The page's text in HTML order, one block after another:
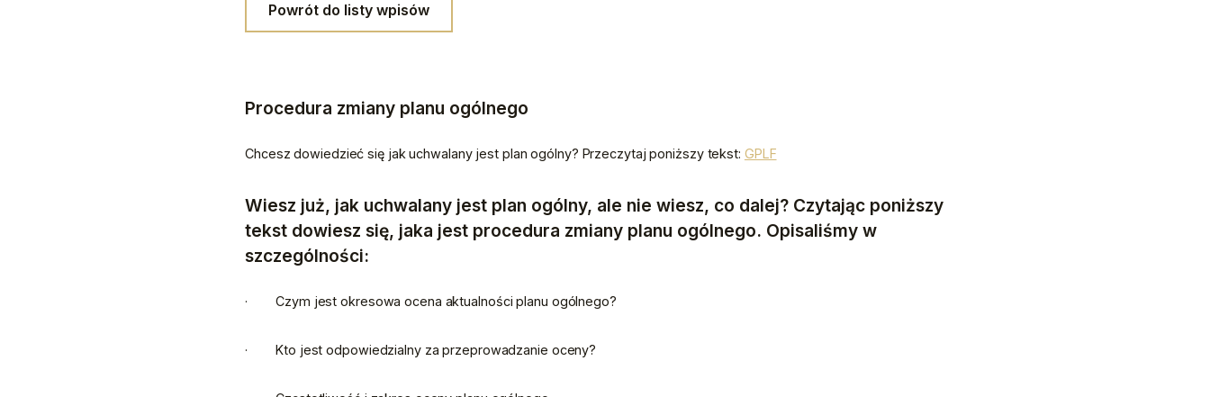
Powrót do listy wpisów
Procedura zmiany planu ogólnego
Chcesz dowiedzieć się jak uchwalany jest plan ogólny? Przeczytaj poniższy tekst: GPLF
Wiesz już, jak uchwalany jest plan ogólny, ale nie wiesz, co dalej? Czytając poniższy
tekst dowiesz się, jaka jest procedura zmiany planu ogólnego. Opisaliśmy w
szczególności:
·        Czym jest okresowa ocena aktualności planu ogólnego?
·        Kto jest odpowiedzialny za przeprowadzanie oceny?